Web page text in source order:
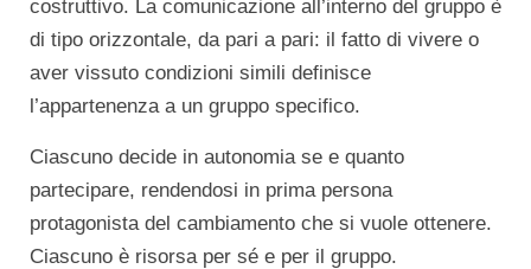
costruttivo. La comunicazione all’interno del gruppo è
di tipo orizzontale, da pari a pari: il fatto di vivere o
aver vissuto condizioni simili definisce
l’appartenenza a un gruppo specifico.
Ciascuno decide in autonomia se e quanto
partecipare, rendendosi in prima persona
protagonista del cambiamento che si vuole ottenere.
Ciascuno è risorsa per sé e per il gruppo.